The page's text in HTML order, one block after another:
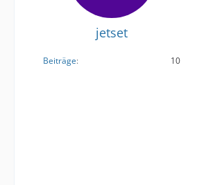
jetset
Beiträge 10